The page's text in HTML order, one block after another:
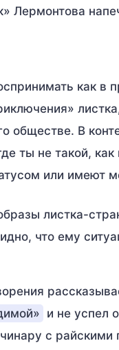
Лермонтова
как
обществе. В
ты не такой,
или имеют
листка-
что ему
и не успел
с